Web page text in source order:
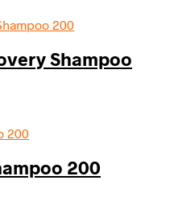
kr..
Shampoo
200